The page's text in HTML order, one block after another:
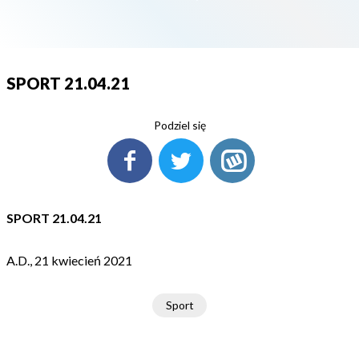
SPORT 21.04.21
Podziel się
SPORT 21.04.21
A.D., 21 kwiecień 2021
Sport